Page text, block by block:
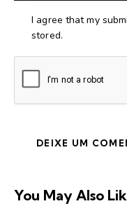
I agree that my
stored.
You May Also